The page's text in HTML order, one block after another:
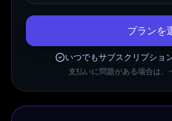
プランを
いつでもサブスクリプショ
支払いに問題がある場合は、